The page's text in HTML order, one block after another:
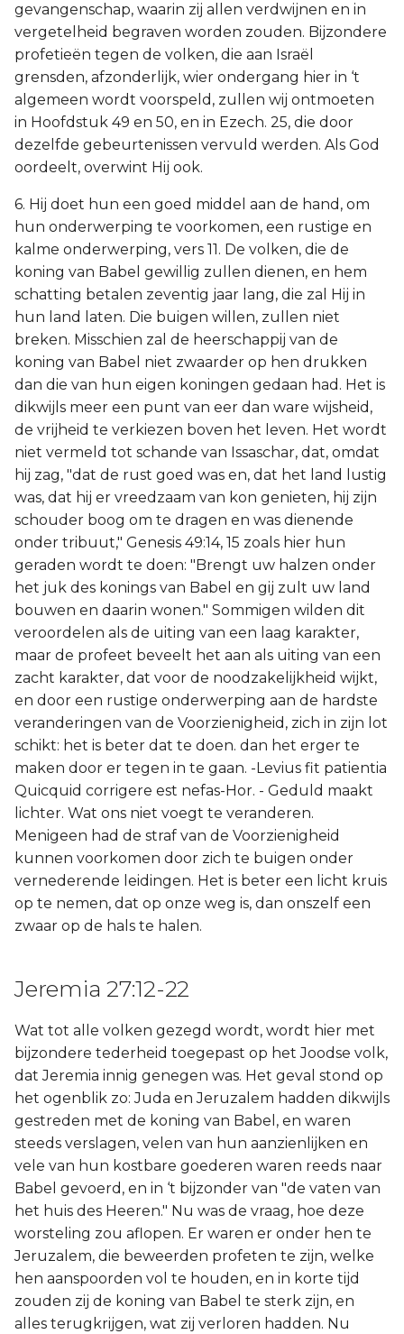
gevangenschap, waarin zij allen verdwijnen en in
vergetelheid begraven worden zouden. Bijzondere
profetieën tegen de volken, die aan Israël
grensden, afzonderlijk, wier ondergang hier in ‘t
algemeen wordt voorspeld, zullen wij ontmoeten
in Hoofdstuk 49 en 50, en in Ezech. 25, die door
dezelfde gebeurtenissen vervuld werden. Als God
oordeelt, overwint Hij ook.
6. Hij doet hun een goed middel aan de hand, om
hun onderwerping te voorkomen, een rustige en
kalme onderwerping, vers 11. De volken, die de
koning van Babel gewillig zullen dienen, en hem
schatting betalen zeventig jaar lang, die zal Hij in
hun land laten. Die buigen willen, zullen niet
breken. Misschien zal de heerschappij van de
koning van Babel niet zwaarder op hen drukken
dan die van hun eigen koningen gedaan had. Het is
dikwijls meer een punt van eer dan ware wijsheid,
de vrijheid te verkiezen boven het leven. Het wordt
niet vermeld tot schande van Issaschar, dat, omdat
hij zag, "dat de rust goed was en, dat het land lustig
was, dat hij er vreedzaam van kon genieten, hij zijn
schouder boog om te dragen en was dienende
onder tribuut," Genesis 49:14, 15 zoals hier hun
geraden wordt te doen: "Brengt uw halzen onder
het juk des konings van Babel en gij zult uw land
bouwen en daarin wonen." Sommigen wilden dit
veroordelen als de uiting van een laag karakter,
maar de profeet beveelt het aan als uiting van een
zacht karakter, dat voor de noodzakelijkheid wijkt,
en door een rustige onderwerping aan de hardste
veranderingen van de Voorzienigheid, zich in zijn lot
schikt: het is beter dat te doen. dan het erger te
maken door er tegen in te gaan. -Levius fit patientia
Quicquid corrigere est nefas-Hor. - Geduld maakt
lichter. Wat ons niet voegt te veranderen.
Menigeen had de straf van de Voorzienigheid
kunnen voorkomen door zich te buigen onder
vernederende leidingen. Het is beter een licht kruis
op te nemen, dat op onze weg is, dan onszelf een
zwaar op de hals te halen.
Jeremia 27:12-22
Wat tot alle volken gezegd wordt, wordt hier met
bijzondere tederheid toegepast op het Joodse volk,
dat Jeremia innig genegen was. Het geval stond op
het ogenblik zo: Juda en Jeruzalem hadden dikwijls
gestreden met de koning van Babel, en waren
steeds verslagen, velen van hun aanzienlijken en
vele van hun kostbare goederen waren reeds naar
Babel gevoerd, en in ‘t bijzonder van "de vaten van
het huis des Heeren." Nu was de vraag, hoe deze
worsteling zou aflopen. Er waren er onder hen te
Jeruzalem, die beweerden profeten te zijn, welke
hen aanspoorden vol te houden, en in korte tijd
zouden zij de koning van Babel te sterk zijn, en
alles terugkrijgen, wat zij verloren hadden. Nu